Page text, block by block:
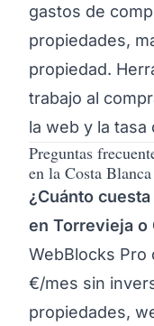
gastos de
propiedades,
propiedad.
trabajo al
la web y la tasa
Preguntas
en la Costa Blanca
¿Cuánto
en Torrevieja o
WebBlocks Pro
€/mes sin
propiedades,